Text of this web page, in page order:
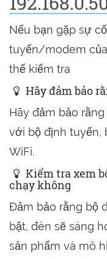
Nếu bạn gặp sự
tuyến/modem của
thể kiểm tra
Hãy đảm bảo
Hãy đảm bảo
với bộ định tuyến,
WiFi.
Kiểm tra xem
chạy không
Đảm bảo rằng bộ
bật, đèn sẽ sáng
sản phẩm và mô